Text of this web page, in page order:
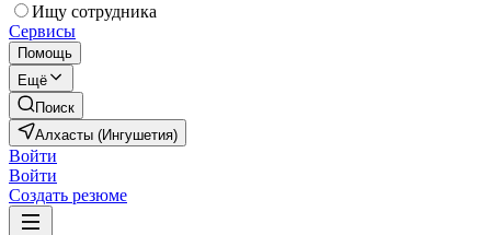
Ищу сотрудника
Сервисы
Помощь
Ещё
Поиск
Алхасты (Ингушетия)
Войти
Войти
Создать резюме